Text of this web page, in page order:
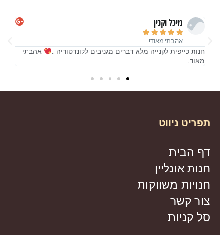
מיכל וקנין





אהבתי מאוד!
חנות כייפית לקנייה מלא דברים מגניבים לקונדטוריה ..
אהבתי
מאוד.
תפריט ניווט
דף הבית
חנות אונליין
חנויות משווקות
צור קשר
סל קניות